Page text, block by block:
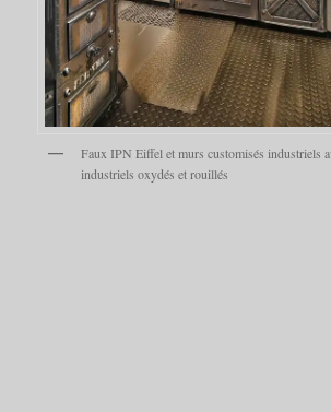
Faux IPN Eiffel et murs customisés industriels
industriels oxydés et rouillés